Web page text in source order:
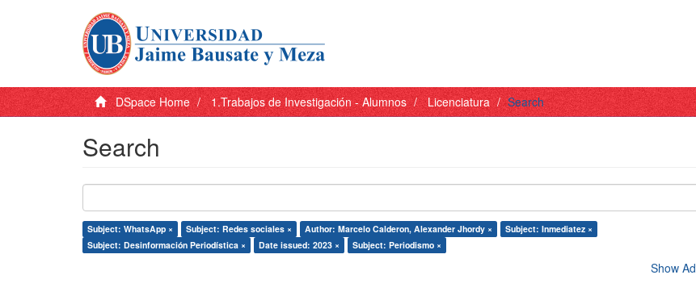
DSpace Home 1.Trabajos de Investigación - Alumnos Licenciatura Search
Search
Subject: WhatsApp × Subject: Redes sociales × Author: Marcelo Calderon, Alexander Jhordy ×
Subject: Inmediatez ×
Subject: Desinformación Periodística ×
Date issued: 2023 × Subject: Periodismo ×
Show